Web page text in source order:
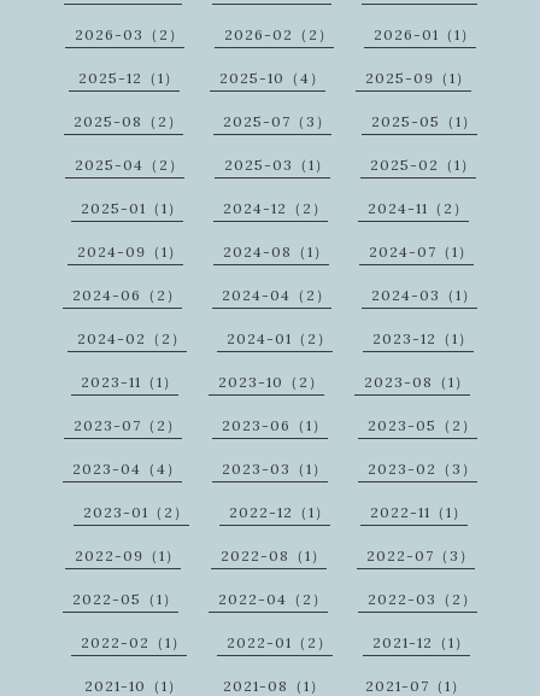
2026-03（2） 2026-02（2） 2026-01（1）
2025-12（1） 2025-10（4） 2025-09（1）
2025-08（2） 2025-07（3） 2025-05（1）
2025-04（2） 2025-03（1） 2025-02（1）
2025-01（1） 2024-12（2） 2024-11（2）
2024-09（1） 2024-08（1） 2024-07（1）
2024-06（2） 2024-04（2） 2024-03（1）
2024-02（2） 2024-01（2） 2023-12（1）
2023-11（1） 2023-10（2） 2023-08（1）
2023-07（2） 2023-06（1） 2023-05（2）
2023-04（4） 2023-03（1） 2023-02（3）
2023-01（2） 2022-12（1） 2022-11（1）
2022-09（1） 2022-08（1） 2022-07（3）
2022-05（1） 2022-04（2） 2022-03（2）
2022-02（1） 2022-01（2） 2021-12（1）
2021-10（1） 2021-08（1） 2021-07（1）